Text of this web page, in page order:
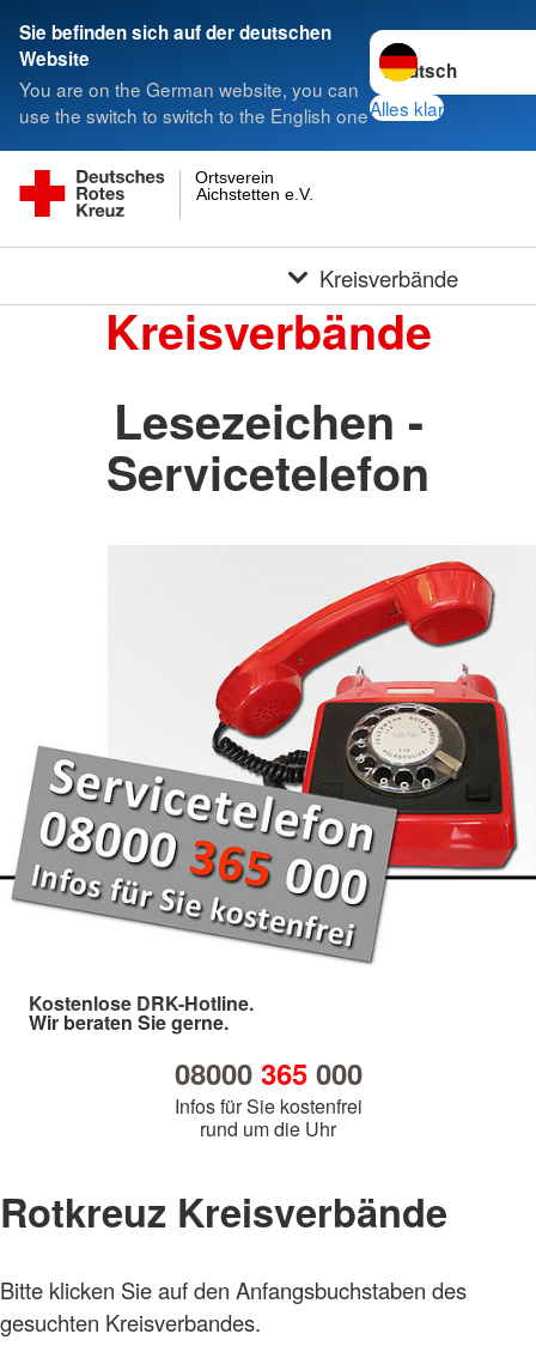
Sie befinden sich auf der deutschen
Website
You are on the German website, you can
use the switch to switch to the English one
Sprache wechseln
Alles klar
Aichstetten e.V.
Ortsverein
Kreisverbände
Kreisverbände
Lesezeichen -
Servicetelefon
Kostenlose DRK-Hotline.
Wir beraten Sie gerne.
08000 365000
Infos für Sie kostenfrei
rund um die Uhr
Rotkreuz Kreisverbände
Bitte klicken Sie auf den Anfangsbuchstaben des
gesuchten Kreisverbandes.